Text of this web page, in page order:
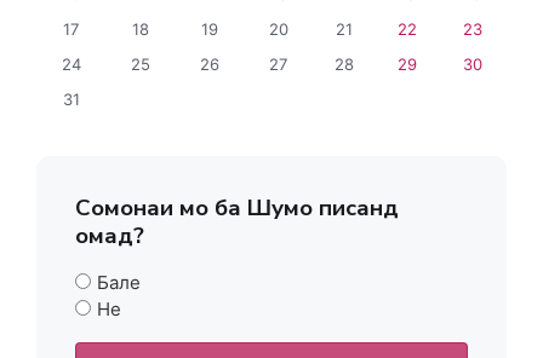
17
18 19 20 21 22
23
24
25 26 27 28 29
30
31
Сомонаи мо ба Шумо писанд
омад?
Бале
Не